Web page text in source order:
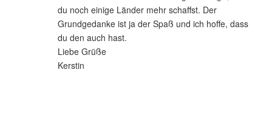
du noch einige Länder mehr schaffst. Der
Grundgedanke ist ja der Spaß und ich hoffe, dass
du den auch hast.
Liebe Grüße
Kerstin